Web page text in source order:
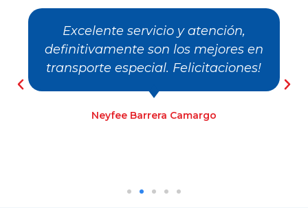
Muy buena empresa para trabajar
todos sus funcionarios son
excelentes personas
Oscar Alonso Gombita Sanchez